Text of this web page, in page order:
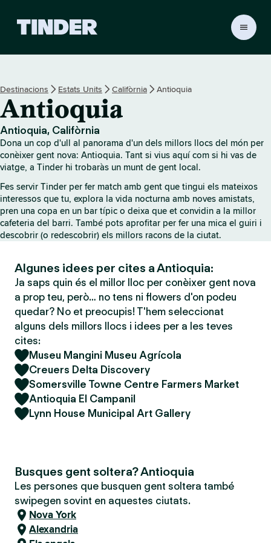
r
I
n
c
i
Destinacions Estats Units Califòrnia Antioquia
Antioquia
Antioquia, Califòrnia
Dona un cop d'ull al panorama d'un dels millors llocs del món per
conèixer gent nova: Antioquia. Tant si vius aquí com si hi vas de
viatge, a Tinder hi trobaràs un munt de gent local.
Fes servir Tinder per fer match amb gent que tingui els mateixos
interessos que tu, explora la vida nocturna amb noves amistats,
pren una copa en un bar típic o deixa que et convidin a la millor
cafeteria del barri. També pots aprofitar per fer una mica el guiri i
descobrir (o redescobrir) els millors racons de la ciutat.
Algunes idees per cites a Antioquia:
Ja saps quin és el millor lloc per conèixer gent nova
a prop teu, però… no tens ni flowers d'on podeu
quedar? No et preocupis! T'hem seleccionat
alguns dels millors llocs i idees per a les teves
cites:
Museu Mangini Museu Agrícola
Creuers Delta Discovery
Somersville Towne Centre Farmers Market
Antioquia El Campanil
Lynn House Municipal Art Gallery
Busques gent soltera? Antioquia
Les persones que busquen gent soltera també
swipegen sovint en aquestes ciutats.
Nova York
Alexandria